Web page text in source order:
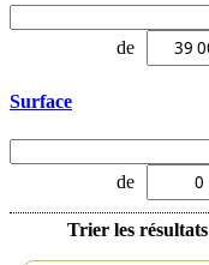
de
Surface
de
Trier les résultats